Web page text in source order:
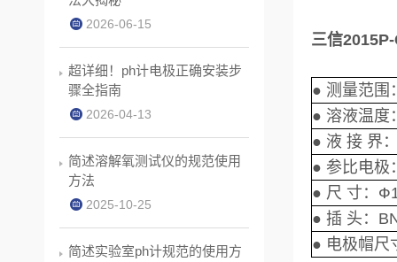
三信
● 测量范围
● 溶液温
● 液 接 界
● 参比电极
● 尺 寸：
● 插 头：
● 电极帽尺
2026-06-15
超详细！ph计电极正确安装步
骤全指南
2026-04-13
简述溶解氧测试仪的规范使用
方法
2025-10-25
简述实验室ph计规范的使用方